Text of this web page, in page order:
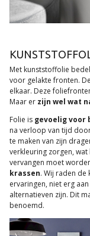
Met kunststoffolie
voor gelakte fronten.
elkaar. Deze
Maar er zijn wel wat
Folie is gevoelig voor
na verloop van tijd
te maken van zijn
verkleuring zorgen,
vervangen moet
krassen. Wij raden de
ervaringen, niet erg
alternatieven zijn. Dit
benoemd.